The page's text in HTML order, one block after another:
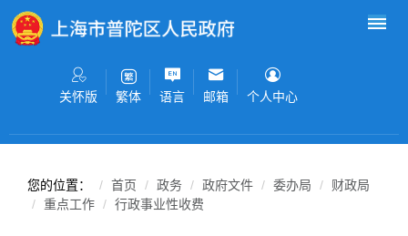
无障碍操作说明
关怀版 繁体 语言 邮箱 个人中心
您的位置： 首页 政务 政府文件 委办局
财政局
重点工作
行政事业性收费